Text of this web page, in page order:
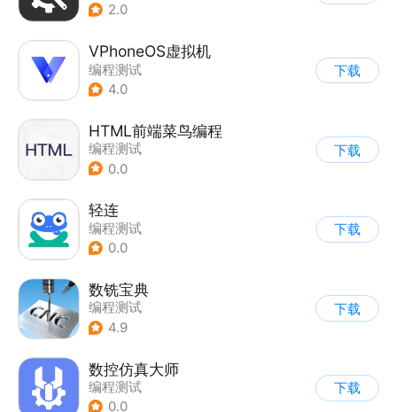
2.0
VPhoneOS虚拟机
编程测试
4.0
下载
HTML前端菜鸟编程
编程测试
0.0
下载
轻连
编程测试
0.0
下载
数铣宝典
编程测试
4.9
下载
数控仿真大师
编程测试
0.0
下载